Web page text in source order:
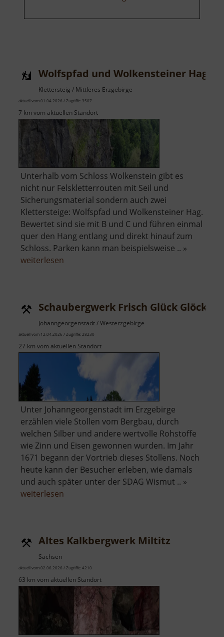
Wolfspfad und Wolkensteiner Hag
Klettersteig / Mittleres Erzgebirge
aktuell vom 01.04.2026 / Zugriffe: 3507
7 km vom aktuellen Standort
Unterhalb vom Schloss Wolkenstein gibt es
nicht nur Felskletterrouten mit Seil und
Sicherungsmaterial sondern auch zwei
Klettersteige: Wolfspfad und Wolkensteiner Hag.
Bewertet sind sie mit B und C und führen einmal
quer den Hang entlang und direkt hinauf zum
Schloss. Parken kann man beispielsweise .. »
weiterlesen
Hag
Schaubergwerk Frisch Glück Glöckl
Johanngeorgenstadt / Westerzgebirge
aktuell vom 12.04.2026 / Zugriffe: 28230
27 km vom aktuellen Standort
Unter Johanngeorgenstadt im Erzgebirge
erzählen viele Stollen vom Bergbau, durch
welchen Silber und andere wertvolle Rohstoffe
wie Zinn und Eisen gewonnen wurden. Im Jahr
1671 begann der Vortrieb dieses Stollens. Noch
heute kann der Besucher erleben, wie damals
und auch später unter der SDAG Wismut .. »
weiterlesen
Glöckl
Altes Kalkbergwerk Miltitz
Sachsen
aktuell vom 02.06.2026 / Zugriffe: 4210
63 km vom aktuellen Standort